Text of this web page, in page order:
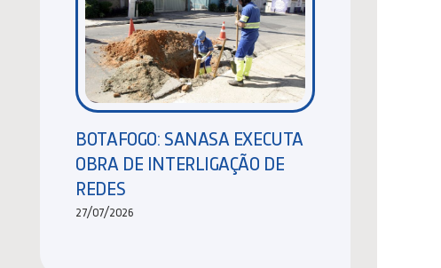
BOTAFOGO: SANASA EXECUTA
OBRA DE INTERLIGAÇÃO DE
REDES
27/07/2026